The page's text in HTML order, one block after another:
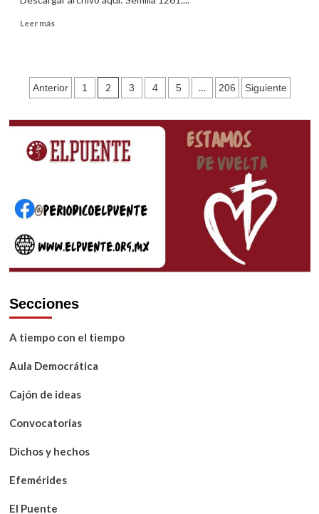
Leer másLeer
de
la
Palabra,
22
de
Febrero
Paginación
entradas
Anterior 1 2 3 4 5 … 206 Siguiente
Secciones
A tiempo con el tiempo
Aula Democrática
Cajón de ideas
Convocatorias
Dichos y hechos
Efemérides
El Puente